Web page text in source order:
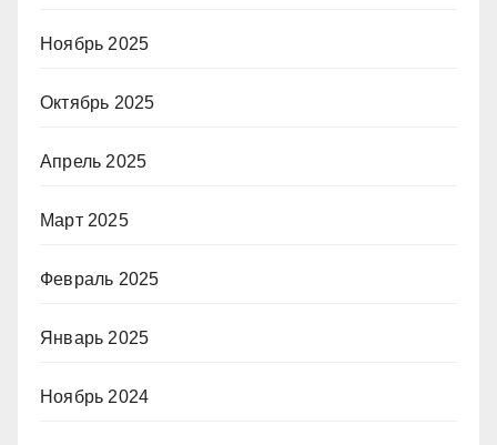
Ноябрь 2025
Октябрь 2025
Апрель 2025
Март 2025
Февраль 2025
Январь 2025
Ноябрь 2024